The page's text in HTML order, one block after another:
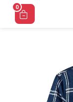
0